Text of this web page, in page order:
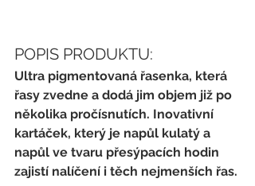
POPIS PRODUKTU:
Ultra pigmentovaná řasenka, která
řasy zvedne a dodá jim objem již po
několika pročísnutích. Inovativní
kartáček, který je napůl kulatý a
napůl ve tvaru přesýpacích hodin
zajistí nalíčení i těch nejmenších řas.